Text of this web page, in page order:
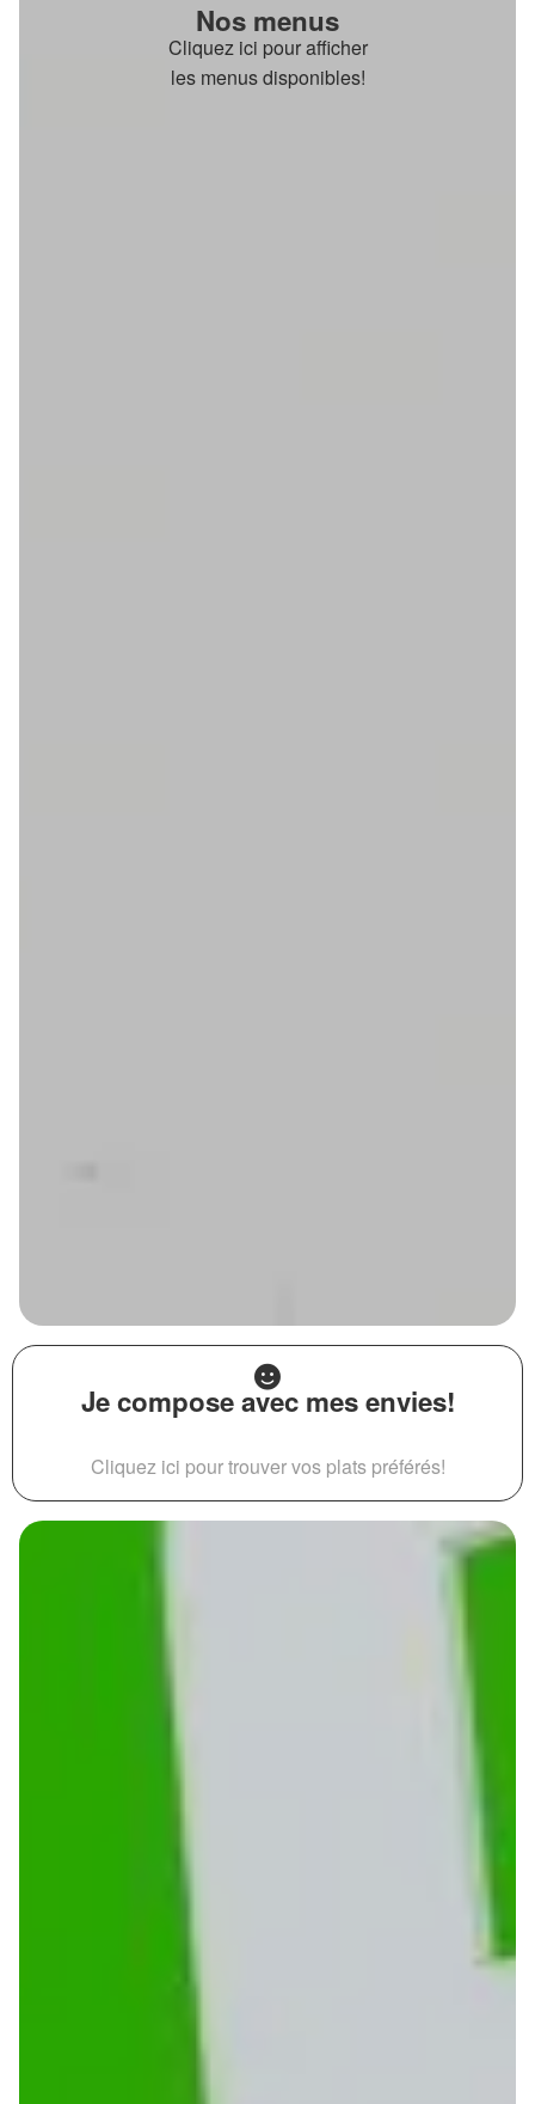
Nos menus
Cliquez ici pour afficher
les menus disponibles!
Je compose avec mes envies!
Cliquez ici pour trouver vos plats préférés!